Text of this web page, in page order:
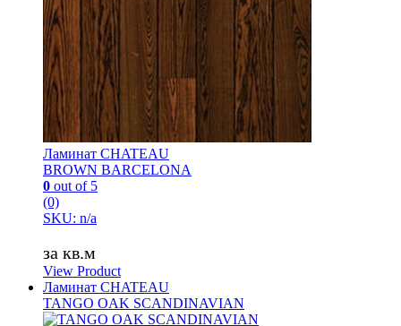
Ламинат CHATEAU
BROWN BARCELONA
0 out of 5
(0)
SKU: n/a
за кв.м
View Product
Ламинат CHATEAU
TANGO OAK SCANDINAVIAN